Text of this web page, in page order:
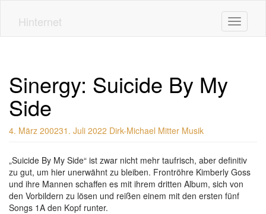
Hinternet Toggle
Sinergy: Suicide By My
Side
4. März 200231. Juli 2022 Dirk-Michael Mitter Musik
„Suicide By My Side“ ist zwar nicht mehr taufrisch, aber definitiv
zu gut, um hier unerwähnt zu bleiben. Frontröhre Kimberly Goss
und ihre Mannen schaffen es mit ihrem dritten Album, sich von
den Vorbildern zu lösen und reißen einem mit den ersten fünf
Songs 1A den Kopf runter.